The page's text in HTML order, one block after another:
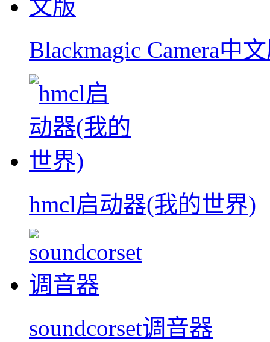
Blackmagic Camera中
hmcl启动器(我的世界)
soundcorset调音器